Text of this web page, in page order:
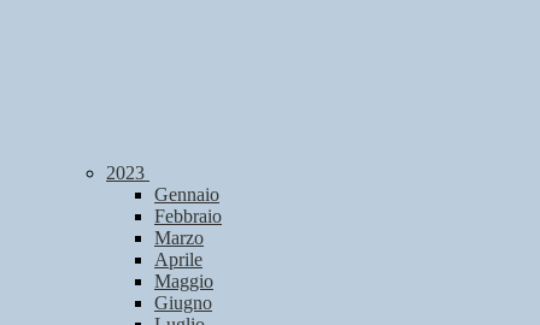
2023
Gennaio
Febbraio
Marzo
Aprile
Maggio
Giugno